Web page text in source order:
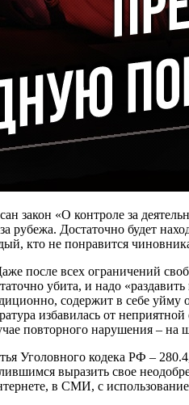
закон «О контроле за
рубежа. Достаточно будет
кто не понравится
после всех ограничений
убита, и надо
содержит в себе
избавилась от
повторного нарушения – на
Уголовного кодека РФ –
выразить свое
в СМИ, с